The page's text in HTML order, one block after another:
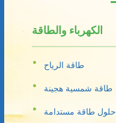
الكهرباء والطاقة
طاقة الرياح
طاقة شمسية هجينة
حلول طاقة مستدامة